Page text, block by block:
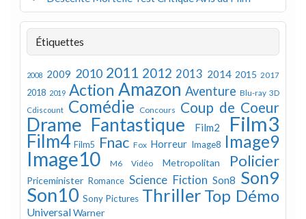
Étiquettes
2008 2009 2010 2011 2012 2013 2014 2015 2017
2018 2019 Action Amazon Aventure Blu-ray 3D
Cdiscount Comédie Concours Coup de Coeur
Drame Fantastique Film2 Film3
Film4 Film5 Fnac Fox Horreur Image8 Image9
Image10 M6 Vidéo Metropolitan Policier
Priceminister Romance Science Fiction Son8 Son9
Son10 Sony Pictures Thriller Top Démo
UniversalWarner